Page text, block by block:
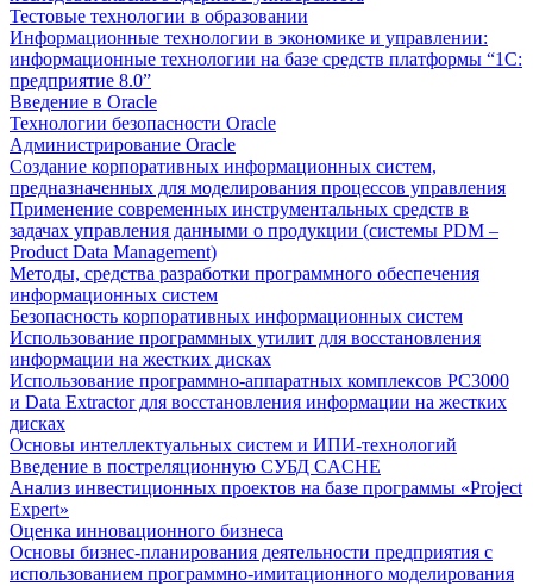
Тестовые технологии в образовании
Информационные технологии в экономике и управлении:
информационные технологии на базе средств платформы “1С:
предприятие 8.0”
Введение в Oracle
Технологии безопасности Oracle
Администрирование Oracle
Создание корпоративных информационных систем,
предназначенных для моделирования процессов управления
Применение современных инструментальных средств в
задачах управления данными о продукции (системы PDM –
Product Data Management)
Методы, средства разработки программного обеспечения
информационных систем
Безопасность корпоративных информационных систем
Использование программных утилит для восстановления
информации на жестких дисках
Использование программно-аппаратных комплексов РС3000
и Data Extractor для восстановления информации на жестких
дисках
Основы интеллектуальных систем и ИПИ-технологий
Введение в постреляционную СУБД CACHE
Анализ инвестиционных проектов на базе программы «Project
Expert»
Оценка инновационного бизнеса
Основы бизнес-планирования деятельности предприятия с
использованием программно-имитационного моделирования